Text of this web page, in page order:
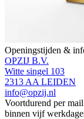
Openingstijden &
OPZIJ B.V.
Witte singel 103
2313 AA LEIDEN
info@opzij.nl
Voortdurend per
binnen vijf